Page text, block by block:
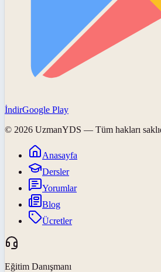
İndirGoogle Play
© 2026 UzmanYDS — Tüm hakları
Anasayfa
Dersler
Yorumlar
Blog
Ücretler
Eğitim Danışmanı